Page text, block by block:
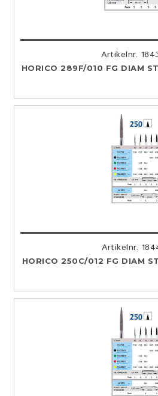
Artikelnr.
HORICO 289F/010 FG DIAM
Artikelnr.
HORICO 250C/012 FG DIAM